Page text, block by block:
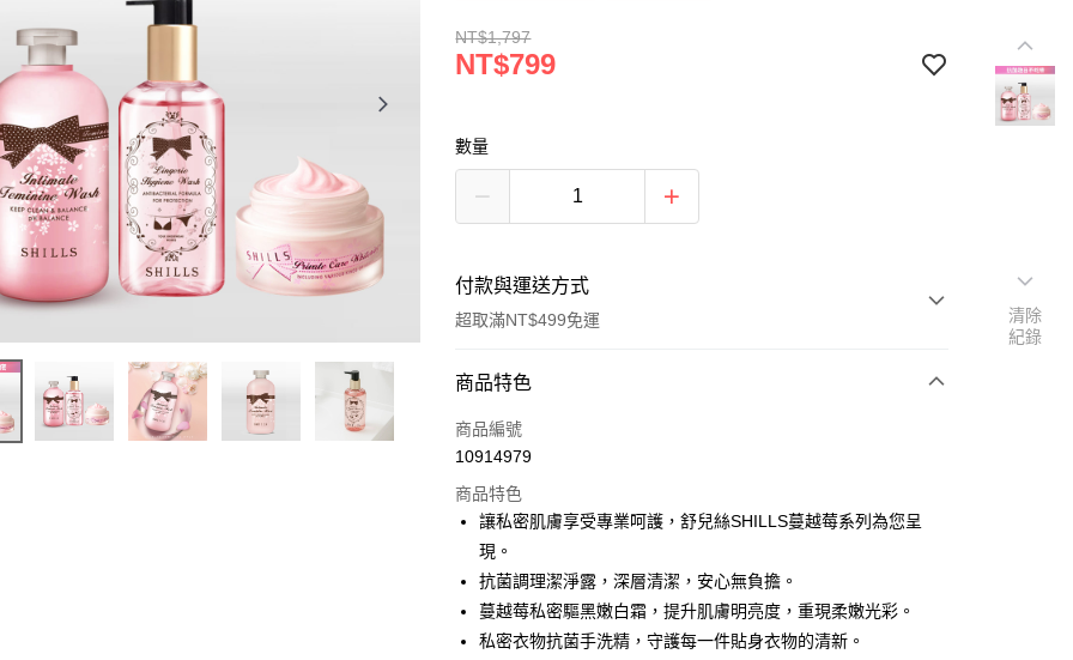
NT$1,797
NT$799
數量
付款與運送方式
超取滿NT$499免運
付款方式
信用卡一次付款
LINE Pay
Apple Pay
街口支付
悠遊付
商品特色
商品編號
10914979
商品特色
讓私密肌膚享受專業呵護，舒兒絲SHILLS蔓越莓系列為您呈
現。
抗菌調理潔淨露，深層清潔，安心無負擔。
蔓越莓私密驅黑嫩白霜，提升肌膚明亮度，重現柔嫩光彩。
私密衣物抗菌手洗精，守護每一件貼身衣物的清新。
清除
紀錄